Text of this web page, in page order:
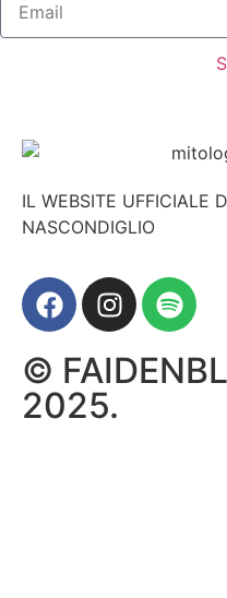
IL WEBSITE UFFICIALE
NASCONDIGLIO
©
2025.